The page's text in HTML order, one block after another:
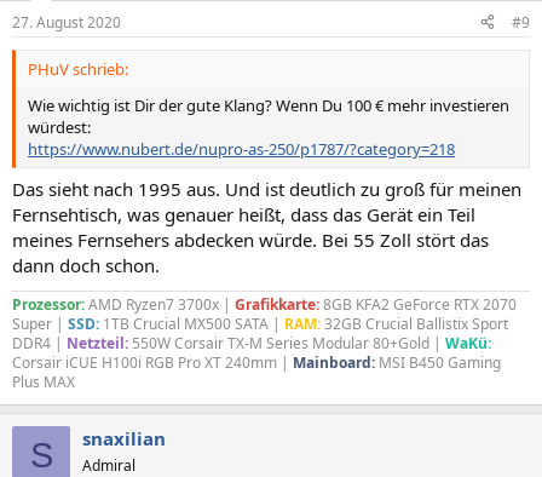
27. August 2020 #9
PHuV schrieb:
Wie wichtig ist Dir der gute Klang? Wenn Du 100 € mehr investieren
würdest:
https://www.nubert.de/nupro-as-250/p1787/?category=218
Das sieht nach 1995 aus. Und ist deutlich zu groß für meinen
Fernsehtisch, was genauer heißt, dass das Gerät ein Teil
meines Fernsehers abdecken würde. Bei 55 Zoll stört das
dann doch schon.
Prozessor:AMD Ryzen7 3700x | Grafikkarte:8GB KFA2 GeForce RTX 2070
Super | SSD: 1TB Crucial MX500 SATA | RAM:32GB Crucial Ballistix Sport
DDR4 | Netzteil: 550W Corsair TX-M Series Modular 80+Gold | WaKü:
Corsair iCUE H100i RGB Pro XT 240mm | Mainboard: MSI B450 Gaming
Plus MAX
S snaxilian
Admiral